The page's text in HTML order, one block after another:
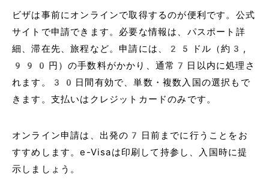
ビザは事前にオンラインで取得するのが便利です。公式
サイトで申請できます。必要な情報は、パスポート詳
細、滞在先、旅程など。申請には、25ドル（約3,
990円）の手数料がかかり、通常7日以内に処理さ
れます。30日間有効で、単数・複数入国の選択もで
きます。支払いはクレジットカードのみです。
オンライン申請は、出発の7日前までに行うことをお
すすめします。e-Visaは印刷して持参し、入国時に提
示しましょう。